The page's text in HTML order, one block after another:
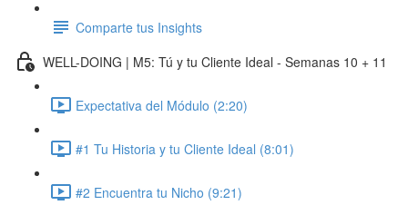
Comparte tus Insights
WELL-DOING | M5: Tú y tu Cliente Ideal - Semanas 10 + 11
Expectativa del Módulo (2:20)
#1 Tu Historia y tu Cliente Ideal (8:01)
#2 Encuentra tu Nicho (9:21)